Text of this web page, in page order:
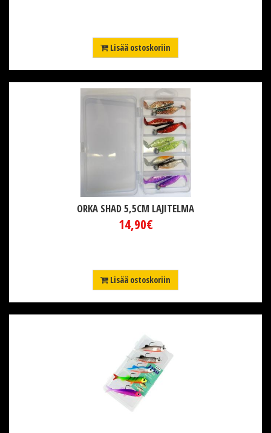
Lisää ostoskoriin
ORKA SHAD 5,5CM LAJITELMA
14,90€
Lisää ostoskoriin